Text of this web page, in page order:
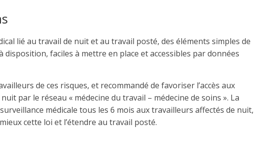
lié au travail de nuit et au travail posté, des éléments simples de
disposition, faciles à mettre en place et accessibles par données
de ces risques, et recommandé de favoriser l’accès aux
par le réseau « médecine du travail – médecine de soins ». La
médicale tous les 6 mois aux travailleurs affectés de nuit,
cette loi et l’étendre au travail posté.